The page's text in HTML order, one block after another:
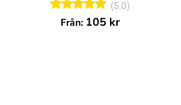
r
Betygsatt
(5.0)
Från: 105 kr